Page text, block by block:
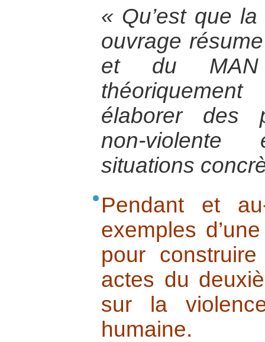
« Qu’est que
ouvrage
et du
élaborer des
non-
situations
Pendant et
exemples
pour
actes du
sur la
humaine.